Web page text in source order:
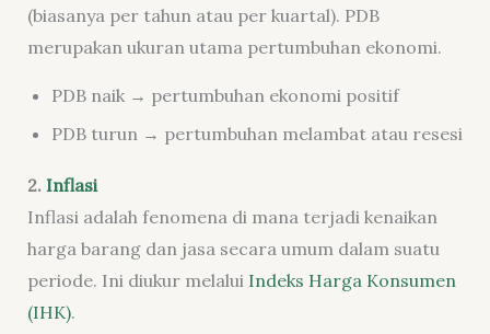
(biasanya per tahun atau per kuartal). PDB
merupakan ukuran utama pertumbuhan ekonomi.
PDB naik → pertumbuhan ekonomi positif
PDB turun → pertumbuhan melambat atau resesi
2. Inflasi
Inflasi adalah fenomena di mana terjadi kenaikan
harga barang dan jasa secara umum dalam suatu
periode. Ini diukur melalui Indeks Harga Konsumen
(IHK).